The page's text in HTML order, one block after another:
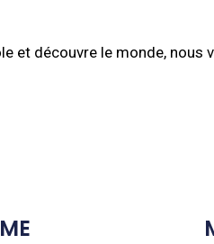
et découvre le monde,